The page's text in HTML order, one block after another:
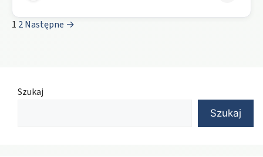
1 2Następne →
Szukaj
Szukaj